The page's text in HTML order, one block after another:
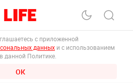
с приложенной
данных и с использованием
данной Политике.
ОК